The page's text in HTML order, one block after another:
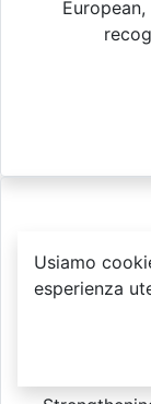
Usiamo
esperienza